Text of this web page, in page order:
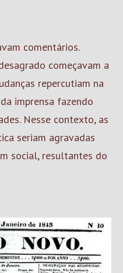
comentários.
começavam a
repercutiam na
imprensa fazendo
Nesse contexto, as
seriam agravadas
social, resultantes do